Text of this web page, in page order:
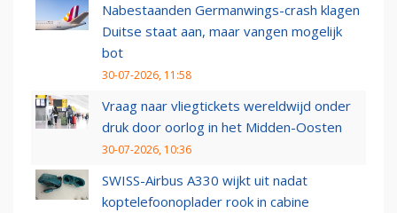
Nabestaanden Germanwings-crash klagen
Duitse staat aan, maar vangen mogelijk
bot
30-07-2026, 11:58
Vraag naar vliegtickets wereldwijd onder
druk door oorlog in het Midden-Oosten
30-07-2026, 10:36
SWISS-Airbus A330 wijkt uit nadat
koptelefoonoplader rook in cabine